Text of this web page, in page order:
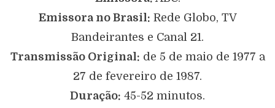
Emissora no Brasil: Rede Globo, TV
Bandeirantes e Canal 21.
Transmissão Original: de 5 de maio de 1977 a
27 de fevereiro de 1987.
Duração: 45-52 minutos.